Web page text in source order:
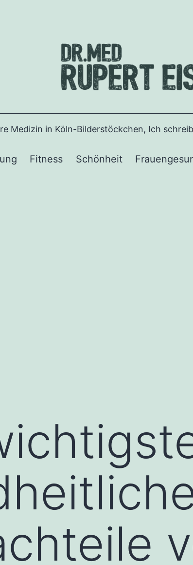
Medizin in Köln-Bilderstöckchen, Ich
Fitness Schönheit